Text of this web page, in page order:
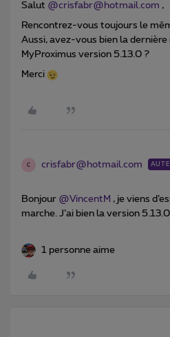
Salut @crisfabr@hotmail.com ,
Rencontrez-vous toujours le
Aussi, avez-vous bien la dernière
MyProximus version 5.13.0 ?
Merci
C crisfabr@hotmail.com
Bonjour @VincentM , je viens
marche. J’ai bien la version
1 personne aime